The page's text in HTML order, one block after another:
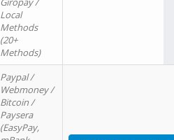
Local
Methods
(20+
Methods)
Paypal /
Webmoney /
Bitcoin /
Paysera
(EasyPay,